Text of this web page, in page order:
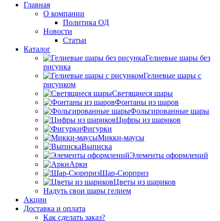
Главная
О компании
Политика ОД
Новости
Статьи
Каталог
Гелиевые шары без
рисунка
Гелиевые шары с
рисунком
Светящиеся шары
Фонтаны из шаров
Фольгированные шары
Цифры из шариков
Фигурки
Микки-маусы
Выписка
Элементы оформлений
Арки
Шар-Сюрприз
Цветы из шариков
Надуть свои шары гелием
Акции
Доставка и оплата
Как сделать заказ?